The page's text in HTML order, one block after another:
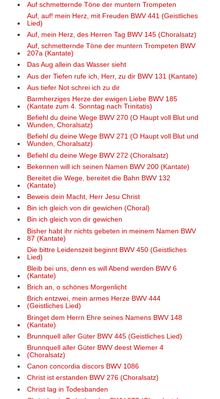
Auf schmetternde Töne der muntern Trompeten
Auf, auf! mein Herz, mit Freuden BWV 441 (Geistliches
Lied)
Auf, mein Herz, des Herren Tag BWV 145 (Choralsatz)
Auf, schmetternde Töne der muntern Trompeten BWV
207a (Kantate)
Das Aug allein das Wasser sieht
Aus der Tiefen rufe ich, Herr, zu dir BWV 131 (Kantate)
Aus tiefer Not schrei ich zu dir
Barmherziges Herze der ewigen Liebe BWV 185
(Kantate zum 4. Sonntag nach Trinitatis)
Befiehl du deine Wege BWV 270 (O Haupt voll Blut und
Wunden, Choralsatz)
Befiehl du deine Wege BWV 271 (O Haupt voll Blut und
Wunden, Choralsatz)
Befiehl du deine Wege BWV 272 (Choralsatz)
Bekennen will ich seinen Namen BWV 200 (Kantate)
Bereitet die Wege, bereitet die Bahn BWV 132
(Kantate)
Beweis dein Macht, Herr Jesu Christ
Bin ich gleich von dir gewichen (Choral)
Bin ich gleich von dir gewichen
Bisher habt ihr nichts gebeten in meinem Namen BWV
87 (Kantate)
Die bittre Leidenszeit beginnt BWV 450 (Geistliches
Lied)
Bleib bei uns, denn es will Abend werden BWV 6
(Kantate)
Brich an, o schönes Morgenlicht
Brich entzwei, mein armes Herze BWV 444
(Geistliches Lied)
Bringet dem Herrn Ehre seines Namens BWV 148
(Kantate)
Brunnquell aller Güter BWV 445 (Geistliches Lied)
Brunnquell aller Güter BWV deest Wiemer 4
(Choralsatz)
Canon concordia discors BWV 1086
Christ ist erstanden BWV 276 (Choralsatz)
Christ lag in Todesbanden